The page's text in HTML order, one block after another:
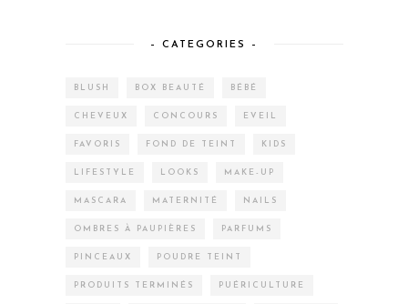
– CATEGORIES –
BLUSH BOX BEAUTÉ BÉBÉ
CHEVEUX CONCOURS EVEIL
FAVORIS FOND DE TEINT KIDS
LIFESTYLE LOOKS MAKE-UP
MASCARA MATERNITÉ NAILS
OMBRES À PAUPIÈRES PARFUMS
PINCEAUX POUDRE TEINT
PRODUITS TERMINÉS PUÉRICULTURE